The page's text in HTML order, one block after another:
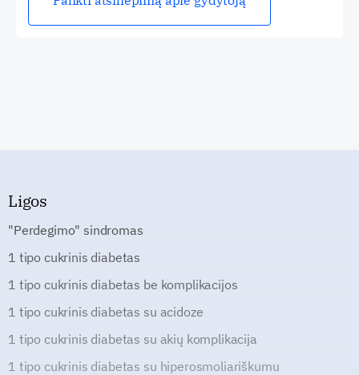
Ligos
"Perdegimo" sindromas
1 tipo cukrinis diabetas
1 tipo cukrinis diabetas be komplikacijos
1 tipo cukrinis diabetas su acidoze
1 tipo cukrinis diabetas su akių komplikacija
1 tipo cukrinis diabetas su hiperosmoliariškumu